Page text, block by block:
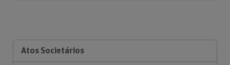
Atos Societários